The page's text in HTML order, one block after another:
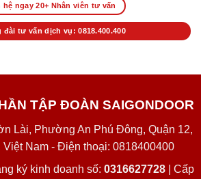
hệ ngay 20+ Nhân viên tư vấn
đài tư vấn dịch vụ: 0818.400.400
TẬP ĐOÀN SAIGONDOOR
Lài, Phường An Phú Đông, Quận 12,
Việt Nam - Điện thoại: 0818400400
ký kinh doanh số: 0316627728| Cấp